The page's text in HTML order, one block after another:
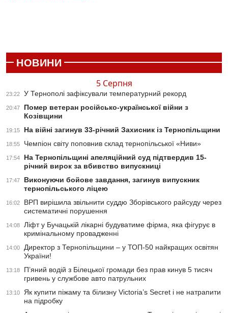
НОВИНИ
5 Серпня
23:22 У Тернополі зафіксували температурний рекорд
20:47
Помер ветеран російсько-української війни з
Козівщини
19:15 На війні загинув 33-річний Захисник із Тернопільщини
18:55 Чемпіон світу поповнив склад тернопільської «Ниви»
17:54
На Тернопільщині апеляційний суд підтвердив 15-
річний вирок за вбивство випускниці
17:47
Виконуючи бойове завдання, загинув випускник
тернопільського ліцею
16:02
ВРП вирішила звільнити суддю Зборівського райсуду через
систематичні порушення
14:08
Ліфт у Бучацькій лікарні будуватиме фірма, яка фігурує в
кримінальному провадженні
14:00
Директор з Тернопільщини – у ТОП-50 найкращих освітян
України!
13:18
П’яний водій з Білецької громади без прав кинув 5 тисяч
гривень у службове авто патрульних
13:10
Як купити піжаму та білизну Victoria’s Secret і не натрапити
на підробку